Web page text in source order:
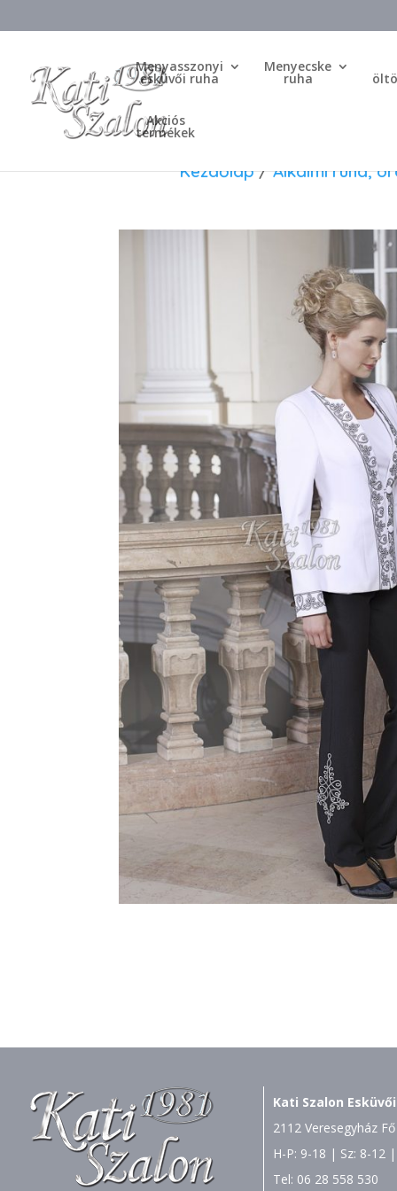
Menyasszonyi
esküvői ruha
Menyecske
ruha
Akciós
termékek
Kezdőlap/Alkalmi ruha,
Kati Szalon
2112 Veresegyház
H-P: 9-18 | Sz: 8-12 |
Tel: 06 28 558 530